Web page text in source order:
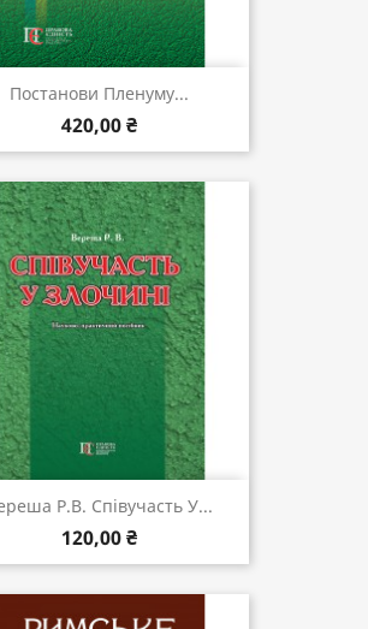
Постанови Пленуму...
420,00 ₴
Р.В. Співучасть У...
120,00 ₴